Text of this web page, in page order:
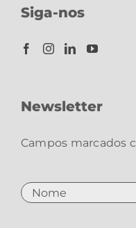
Siga-nos
Newsletter
Campos marcados